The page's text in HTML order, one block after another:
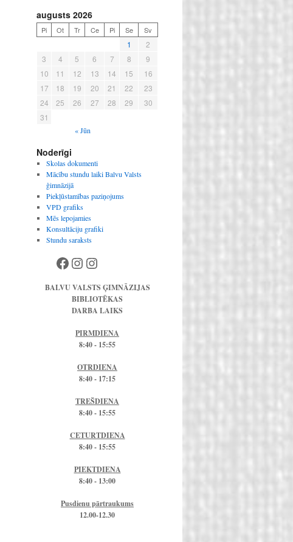
augusts 2026
Pi Ot Tr Ce Pi Se Sv
1
2
3
4 5 6 7 8
9
10
11 12 13 14 15
16
17
18 19 20 21 22
23
24
25 26 27 28 29
30
31
« Jūn
Noderīgi
Skolas dokumenti
Mācību stundu laiki Balvu Valsts
ģimnāzijā
Piekļūstamības paziņojums
VPD grafiks
Mēs lepojamies
Konsultāciju grafiki
Stundu saraksts
Facebook
Instagram
Instagram
BALVU VALSTS ĢIMNĀZIJAS
BIBLIOTĒKAS
DARBA LAIKS
PIRMDIENA
8:40 - 15:55
OTRDIENA
8:40 - 17:15
TREŠDIENA
8:40 - 15:55
CETURTDIENA
8:40 - 15:55
PIEKTDIENA
8:40 - 13:00
Pusdienu pārtraukums
12.00-12.30